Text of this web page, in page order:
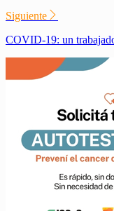
Siguiente
COVID-19: un